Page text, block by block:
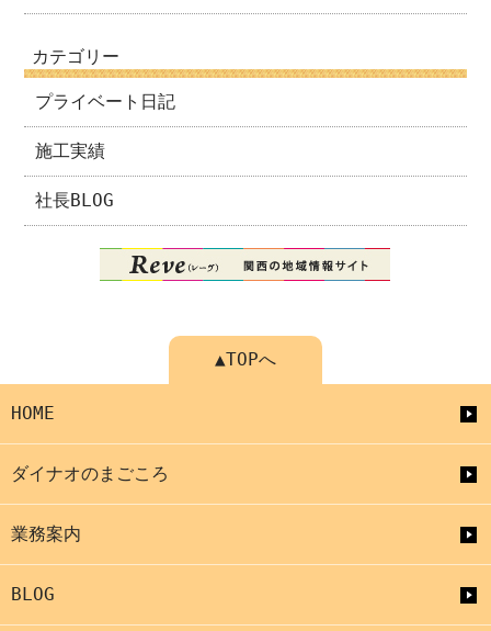
カテゴリー
プライベート日記
施工実績
社長BLOG
▲TOPへ
HOME
ダイナオのまごころ
業務案内
BLOG